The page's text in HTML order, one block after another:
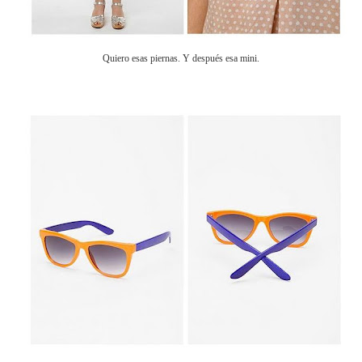
Quiero esas piernas. Y después esa mini.